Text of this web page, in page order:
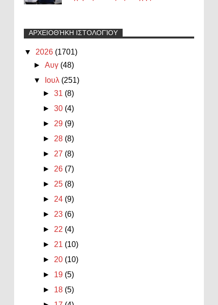
ΑΡΧΕΙΟΘΉΚΗ ΙΣΤΟΛΟΓΊΟΥ
▼ 2026 (1701)
►Αυγ (48)
▼
Ιουλ (251)
►31 (8)
►30 (4)
► 29 (9)
► 28 (8)
► 27 (8)
► 26 (7)
► 25 (8)
► 24 (9)
► 23 (6)
► 22 (4)
► 21 (10)
► 20 (10)
► 19 (5)
► 18 (5)